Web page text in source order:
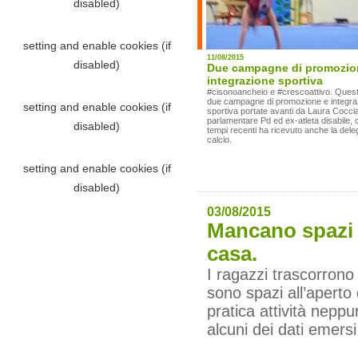
11/08/2015
Due campagne di
integrazione sportiva
#cisonoancheio e #crescoattivo.
due campagne di promozione e
sportiva portate avanti da Laura
parlamentare Pd ed ex-atleta disabile,
tempi recenti ha ricevuto anche la
calcio.
03/08/2015
Mancano
casa.
I ragazzi
sono spazi
pratica attività
alcuni dei dati